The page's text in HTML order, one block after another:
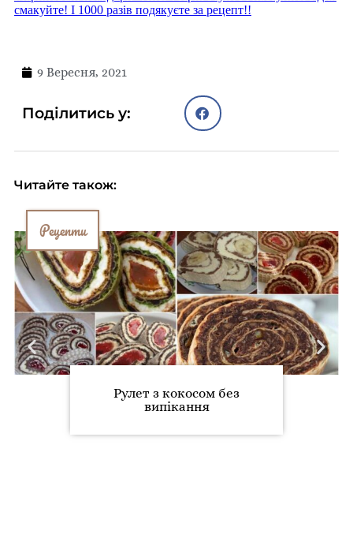
9 Вересня, 2021
Поділитись у:
Читайте також:
Рецепти
Рулет з кокосом без
випікання